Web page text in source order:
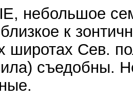
небольшое
к
широтах Сев.
съедобны.